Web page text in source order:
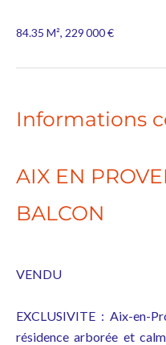
84.35 M², 229 000 €
Informations
AIX EN
BALCON
VENDU
EXCLUSIVITE : Aix-en-
résidence arborée et